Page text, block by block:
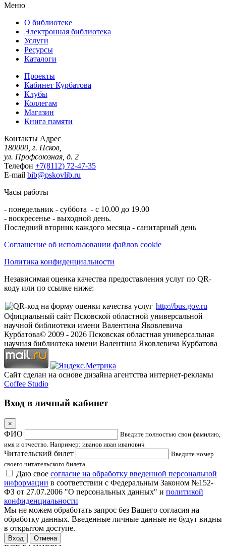
Меню
О библиотеке
Электронная библиотека
Услуги
Ресурсы
Каталоги
Проекты
Кабинет Курбатова
Клубы
Коллегам
Магазин
Книга памяти
Контакты Адрес
180000, г. Псков,
ул. Профсоюзная, д. 2
Телефон +7(8112) 72-47-35
E-mail bib@pskovlib.ru
Часы работы
- понедельник - суббота - с 10.00 до 19.00
- воскресенье - выходной день.
Последний вторник каждого месяца - санитарный день
Соглашение об использовании файлов cookie
Политика конфиденциальности
Независимая оценка качества предоставления услуг по QR-
коду или по ссылке ниже:
http://bus.gov.ru
Официальный сайт Псковской областной универсальной
научной библиотеки имени Валентина Яковлевича
Курбатова© 2009 - 2026 Псковская областная универсальная
научная библиотека имени Валентина Яковлевича Курбатова
Сайт сделан на основе дизайна агентства интернет-рекламы
Coffee Studio
Вход в личный кабинет
×
ФИО
Введите полностью свои фамилию,
имя и отчество. Например: иванов иван иванович
Читательский билет
Введите номер
своего читательского билета.
Даю свое согласие на обработку введенной персональной
информации в соответствии с Федеральным Законом №152-
ФЗ от 27.07.2006 "О персональных данных" и политикой
конфиденциальности
Мы не можем обработать запрос без Вашего согласия на
обработку данных. Введенные личные данные не будут видны
в открытом доступе.
Отмена